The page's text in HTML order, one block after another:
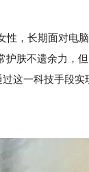
性，长期面对电
肤不遗余力，
这一科技手段实